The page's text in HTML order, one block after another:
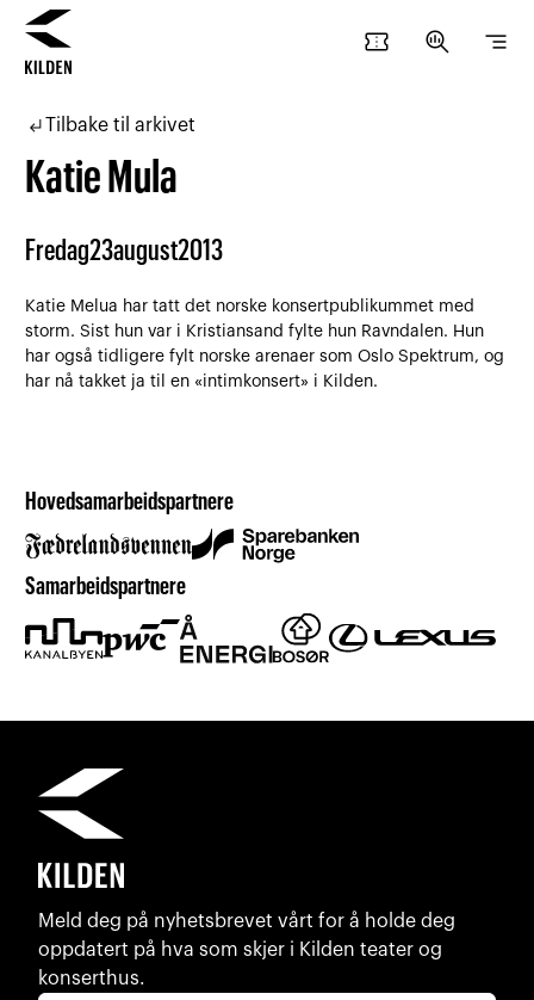
confirmation_number search_insights segment
subdirectory_arrow_leftTilbake til arkivet
Katie Mula
Fredag23august2013
Katie Melua har tatt det norske konsertpublikummet med
storm. Sist hun var i Kristiansand fylte hun Ravndalen. Hun
har også tidligere fylt norske arenaer som Oslo Spektrum, og
har nå takket ja til en «intimkonsert» i Kilden.
Hovedsamarbeidspartnere
Samarbeidspartnere
Meld deg på nyhetsbrevet vårt for å holde deg
oppdatert på hva som skjer i Kilden teater og
konserthus.